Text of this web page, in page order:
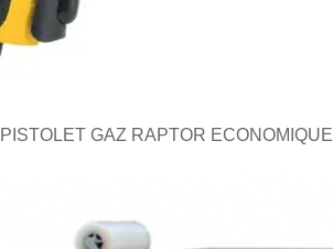
PISTOLET GAZ RAPTOR ECONOMIQUE